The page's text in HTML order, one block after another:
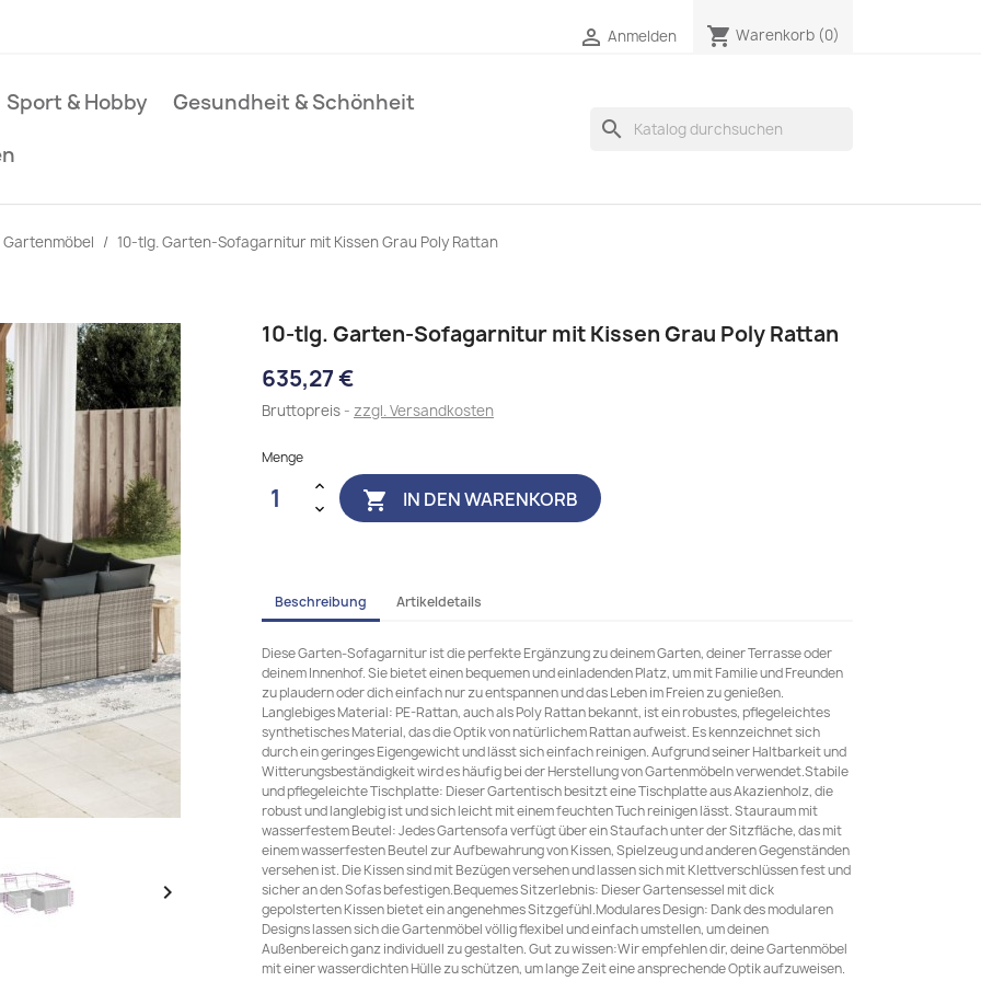
 Anmelden shopping_cart Warenkorb (0)
Sport & Hobby
Gesundheit & Schönheit
search
Gartenmöbel 10-tlg. Garten-Sofagarnitur mit Kissen Grau Poly Rattan

10-tlg. Garten-Sofagarnitur mit Kissen Grau Poly Rattan
635,27 €
Bruttopreis zzgl. Versandkosten
Menge
 IN DEN WARENKORB
Beschreibung Artikeldetails
Diese Garten-Sofagarnitur ist die perfekte Ergänzung zu deinem Garten, deiner Terrasse oder
deinem Innenhof. Sie bietet einen bequemen und einladenden Platz, um mit Familie und Freunden
zu plaudern oder dich einfach nur zu entspannen und das Leben im Freien zu genießen.
Langlebiges Material: PE-Rattan, auch als Poly Rattan bekannt, ist ein robustes, pflegeleichtes
synthetisches Material, das die Optik von natürlichem Rattan aufweist. Es kennzeichnet sich
durch ein geringes Eigengewicht und lässt sich einfach reinigen. Aufgrund seiner Haltbarkeit und
Witterungsbeständigkeit wird es häufig bei der Herstellung von Gartenmöbeln verwendet.Stabile
und pflegeleichte Tischplatte: Dieser Gartentisch besitzt eine Tischplatte aus Akazienholz, die
robust und langlebig ist und sich leicht mit einem feuchten Tuch reinigen lässt. Stauraum mit
wasserfestem Beutel: Jedes Gartensofa verfügt über ein Staufach unter der Sitzfläche, das mit
einem wasserfesten Beutel zur Aufbewahrung von Kissen, Spielzeug und anderen Gegenständen
versehen ist. Die Kissen sind mit Bezügen versehen und lassen sich mit Klettverschlüssen fest und
sicher an den Sofas befestigen.Bequemes Sitzerlebnis: Dieser Gartensessel mit dick
gepolsterten Kissen bietet ein angenehmes Sitzgefühl.Modulares Design: Dank des modularen
Designs lassen sich die Gartenmöbel völlig flexibel und einfach umstellen, um deinen
Außenbereich ganz individuell zu gestalten. Gut zu wissen:Wir empfehlen dir, deine Gartenmöbel
mit einer wasserdichten Hülle zu schützen, um lange Zeit eine ansprechende Optik aufzuweisen.